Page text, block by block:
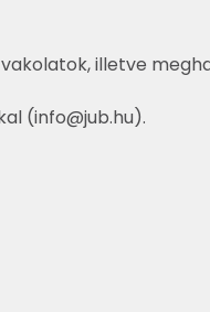
illetve
(info@jub.hu).